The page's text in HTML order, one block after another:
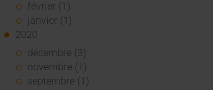
février (1)
janvier (1)
2020
décembre (3)
novembre (1)
septembre (1)